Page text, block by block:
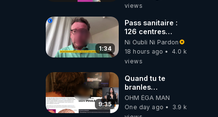
views
1:34
Pass sanitaire :
126 centres
commerciaux
concernés par
l'obligation dans
Ni Oubli Ni Pardon
18 hours ago
4.0 k
views
9:35
Quand tu te
branles
bonhomme tu
émets des ondes
ils ont juste omis
OHM ÉGA MAN
One day ago
3.9 k